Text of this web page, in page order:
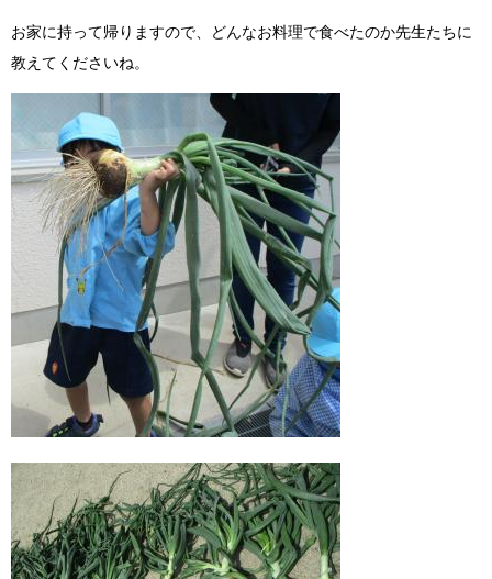
お家に持って帰りますので、どんなお料理で食べたのか先生たちに
教えてくださいね。